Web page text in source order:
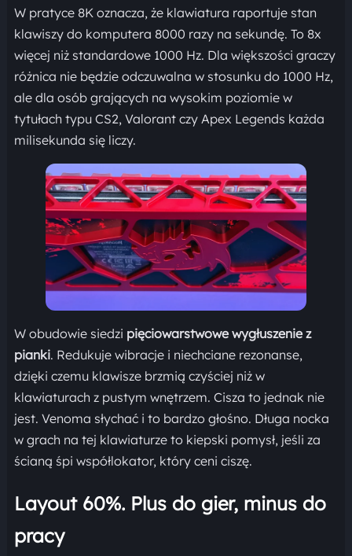
W pratyce 8K oznacza, że klawiatura raportuje stan
klawiszy do komputera 8000 razy na sekundę. To 8x
więcej niż standardowe 1000 Hz. Dla większości graczy
różnica nie będzie odczuwalna w stosunku do 1000 Hz,
ale dla osób grających na wysokim poziomie w
tytułach typu CS2, Valorant czy Apex Legends każda
milisekunda się liczy.
W obudowie siedzi pięciowarstwowe wygłuszenie z
pianki. Redukuje wibracje i niechciane rezonanse,
dzięki czemu klawisze brzmią czyściej niż w
klawiaturach z pustym wnętrzem. Cisza to jednak nie
jest. Venoma słychać i to bardzo głośno. Długa nocka
w grach na tej klawiaturze to kiepski pomysł, jeśli za
ścianą śpi współlokator, który ceni ciszę.
Layout 60%. Plus do gier, minus do
pracy